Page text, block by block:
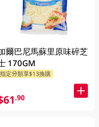
爾巴尼馬蘇里原味碎芝
170GM
指定分類享$13換購
.90